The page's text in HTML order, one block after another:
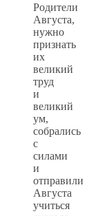
Родители
Августа,
нужно
признать
их
великий
труд
и
великий
ум,
собрались
с
силами
и
отправили
Августа
учиться